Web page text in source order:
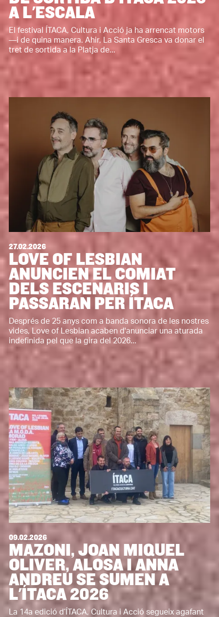
A L'ESCALA
El festival ÍTACA, Cultura i Acció ja ha arrencat motors
—i de quina manera. Ahir, La Santa Gresca va donar el
tret de sortida a la Platja de...
27.02.2026
LOVE OF LESBIAN
ANUNCIEN EL COMIAT
DELS ESCENARIS I
PASSARAN PER ÍTACA
Després de 25 anys com a banda sonora de les nostres
vides, Love of Lesbian acaben d'anunciar una aturada
indefinida pel que la gira del 2026...
09.02.2026
MAZONI, JOAN MIQUEL
OLIVER, ALOSA I ANNA
ANDREU SE SUMEN A
L'ÍTACA 2026
La 14a edició d’ÍTACA, Cultura i Acció segueix agafant